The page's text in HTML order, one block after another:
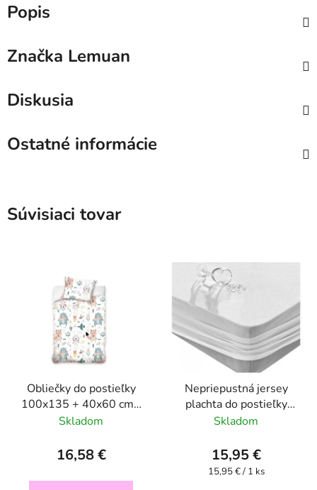
Popis
Značka Lemuan
Diskusia
Ostatné informácie
Súvisiaci tovar
Obliečky do postieľky
100x135 + 40x60 cm -
Lúka so zvieratkami
Skladom
16,58 €
Nepriepustná jersey
plachta do postieľky
70x140 cm
Skladom
15,95 €
Jednotková
15,95 € / 1 ks